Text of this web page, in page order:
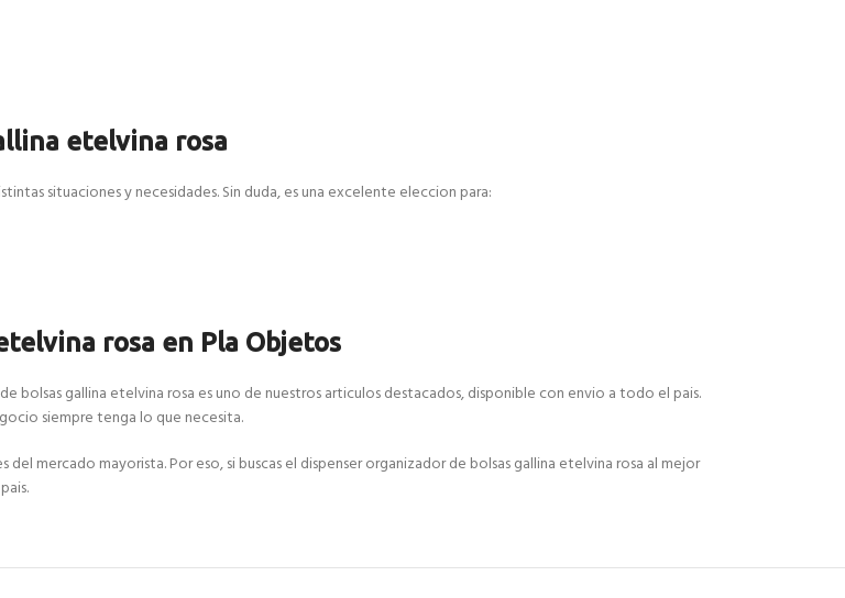
etelvina rosa
situaciones y necesidades. Sin duda, es una excelente eleccion para:
rosa en Pla Objetos
bolsas gallina etelvina rosa es uno de nuestros articulos destacados, disponible con envio a todo el pais.
siempre tenga lo que necesita.
mercado mayorista. Por eso, si buscas el dispenser organizador de bolsas gallina etelvina rosa al mejor